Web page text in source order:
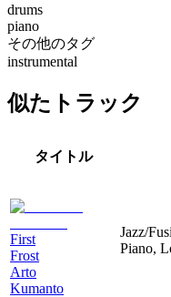
drums
piano
その他のタグ
instrumental
似たトラック
タイトル
First
Frost
Arto
Kumanto
Jazz/
Piano,